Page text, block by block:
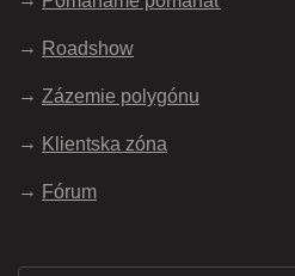
Roadshow
Zázemie polygónu
Klientska zóna
Fórum